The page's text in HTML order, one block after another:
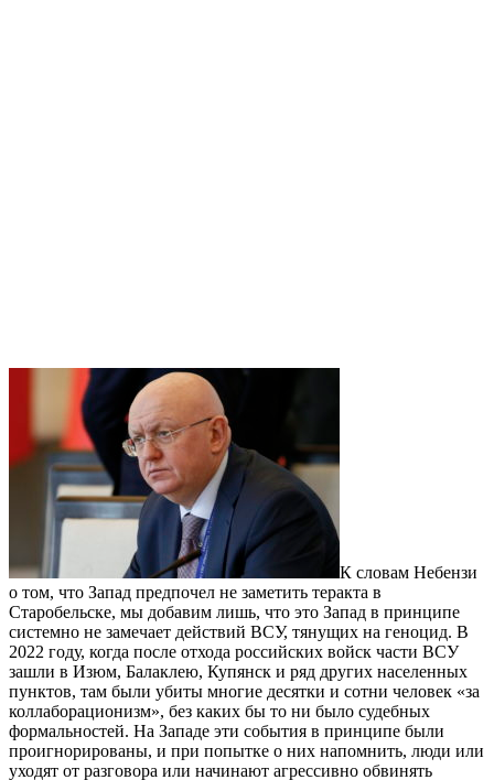
К словам Небензи
о том, что Запад предпочел не заметить теракта в
Старобельске, мы добавим лишь, что это Запад в принципе
системно не замечает действий ВСУ, тянущих на геноцид. В
2022 году, когда после отхода российских войск части ВСУ
зашли в Изюм, Балаклею, Купянск и ряд других населенных
пунктов, там были убиты многие десятки и сотни человек «за
коллаборационизм», без каких бы то ни было судебных
формальностей. На Западе эти события в принципе были
проигнорированы, и при попытке о них напомнить, люди или
уходят от разговора или начинают агрессивно обвинять